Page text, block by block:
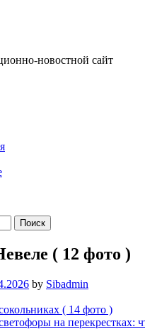
новостной сайт
( 12 фото )
by Sibadmin
( 14 фото )
на перекрестках: